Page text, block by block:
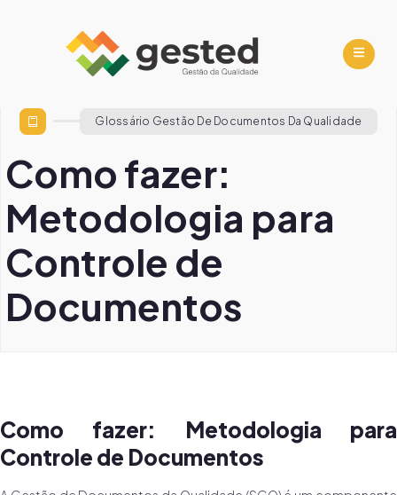
Glossário Gestão De Documentos Da Qualidade
Como fazer:
Metodologia para
Controle de
Documentos
Como fazer: Metodologia para
Controle de Documentos